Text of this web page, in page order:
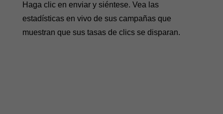
Haga clic en enviar y siéntese. Vea las
estadísticas en vivo de sus campañas que
muestran que sus tasas de clics se disparan.